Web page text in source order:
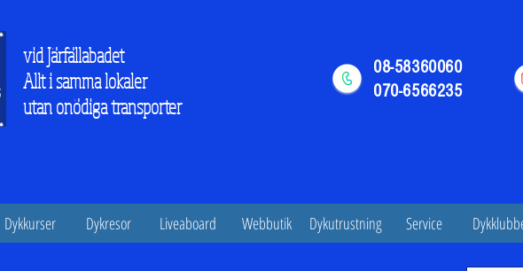
vid Järfällabadet
Allt i samma lokaler
utan onödiga transporter
08-58360060
070-6566235
Dykkurser Dykresor Liveaboard Webbutik Dykutrustning Service